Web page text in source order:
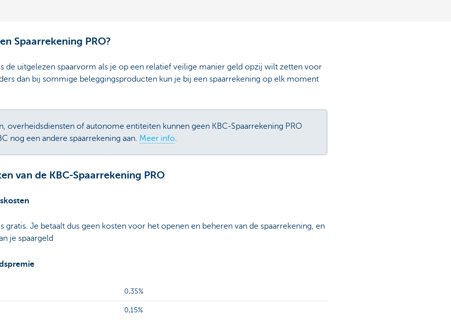
Spaarrekening PRO?
de uitgelezen spaarvorm als je op een relatief veilige manier geld opzij wilt zetten voor
dan bij sommige beleggingsproducten kun je bij een spaarrekening op elk moment
overheidsdiensten of autonome entiteiten kunnen geen KBC-Spaarrekening PRO
nog een andere spaarrekening aan. Meer info.
van de KBC-Spaarrekening PRO
gratis. Je betaalt dus geen kosten voor het openen en beheren van de spaarrekening, en
je spaargeld
0,35%
0,15%